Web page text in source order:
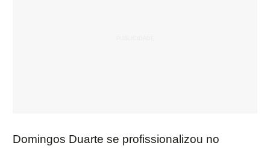
Domingos Duarte se profissionalizou no